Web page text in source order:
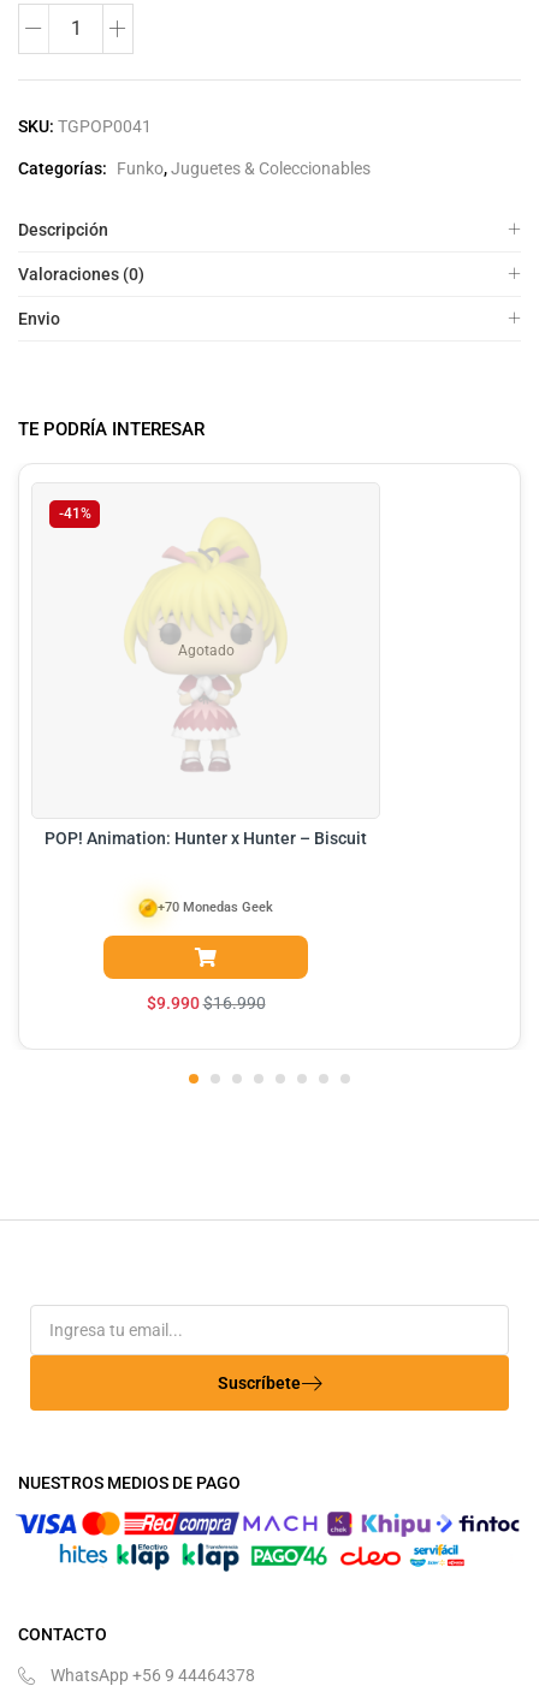
SKU: TGPOP0041
Categorías: Funko,Juguetes & Coleccionables
Descripción
Valoraciones (0)
Envio
TE PODRÍA INTERESAR
-41%
Agotado
POP! Animation: Hunter x Hunter – Biscuit
$9.990$16.990
+70 Monedas Geek
Suscríbete
NUESTROS MEDIOS DE PAGO
CONTACTO
WhatsApp +56 9 44464378